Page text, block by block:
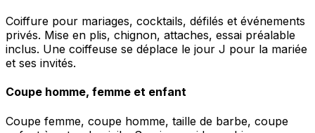
Coiffure pour mariages, cocktails, défilés et événements
privés. Mise en plis, chignon, attaches, essai préalable
inclus. Une coiffeuse se déplace le jour J pour la mariée
et ses invités.
Coupe homme, femme et enfant
Coupe femme, coupe homme, taille de barbe, coupe